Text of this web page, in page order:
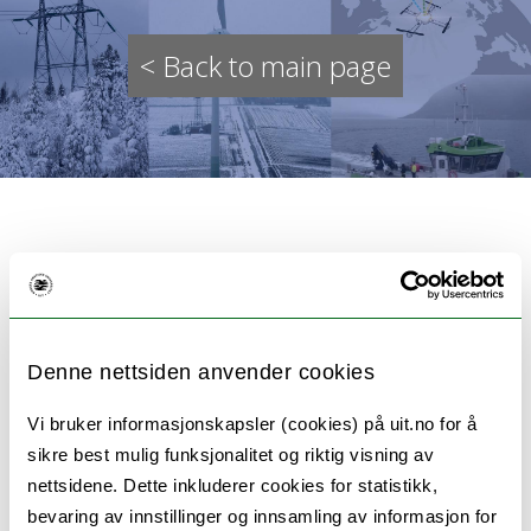
Denne nettsiden anvender cookies
Vi bruker informasjonskapsler (cookies) på uit.no for å
sikre best mulig funksjonalitet og riktig visning av
nettsidene. Dette inkluderer cookies for statistikk,
bevaring av innstillinger og innsamling av informasjon for
< Back to main page
Utvikling av hydrogenaggregat
til strømforsyning i sjømat- og
turistnæringa
A pre-project for evaluating energy